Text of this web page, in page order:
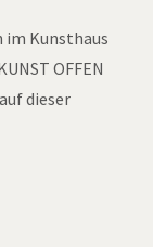
im Kunsthaus
OFFEN
dieser